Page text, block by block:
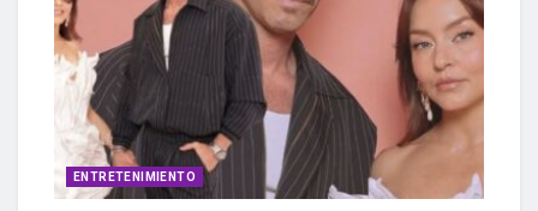
ENTRETENIMIENTO